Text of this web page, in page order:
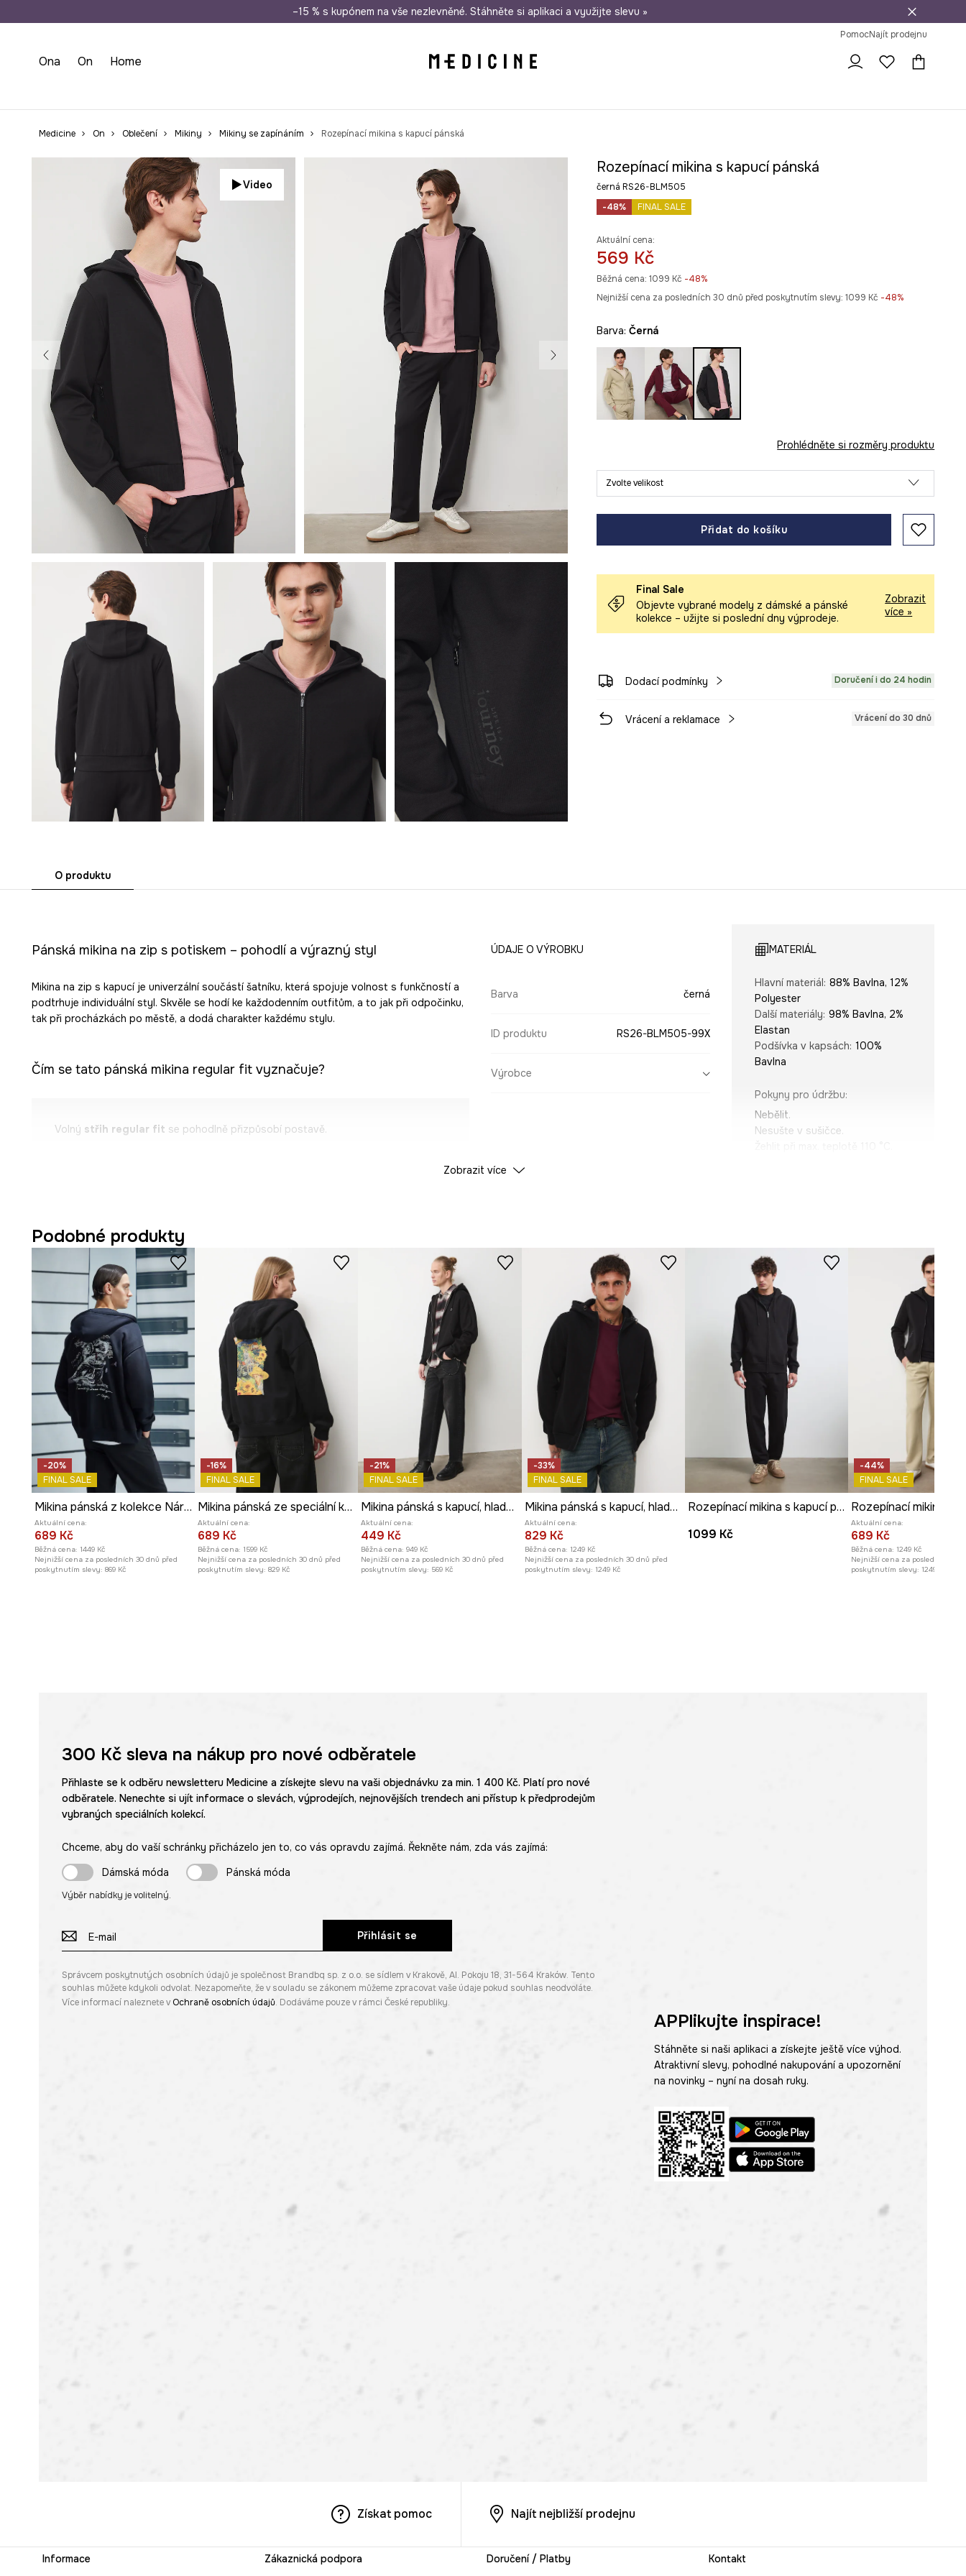
Doprava zdarma při nákupu nad 1 200 Kč Odeslání i do 24 hodin 30 dní na vrácení zboží
–15 % s kupónem na vše nezlevněné. Stáhněte si aplikaci a využijte slevu »
PomocNajít prodejnu
Ona On Home
Medicine On Oblečení Mikiny Mikiny se zapínáním Rozepínací mikina s kapucí pánská
Video
Rozepínací mikina s kapucí pánská
černá RS26-BLM505
-48%
FINAL SALE
Aktuální cena:
569 Kč
Běžná cena: 1099 Kč -48%
Nejnižší cena za posledních 30 dnů před poskytnutím slevy: 1099 Kč -48%
Barva: černá
Prohlédněte si rozměry produktu
Zvolte velikost
Přidat do košíku
Final Sale
Objevte vybrané modely z dámské a pánské
kolekce – užijte si poslední dny výprodeje.
Zobrazit
více »
Dodací podmínky Doručení i do 24 hodin
Vrácení a reklamace Vrácení do 30 dnů
O produktu
Pánská mikina na zip s potiskem – pohodlí a výrazný styl
Mikina na zip s kapucí je univerzální součástí šatníku, která spojuje volnost s funkčností a
podtrhuje individuální styl. Skvěle se hodí ke každodenním outfitům, a to jak při odpočinku,
tak při procházkách po městě, a dodá charakter každému stylu.
Čím se tato pánská mikina regular fit vyznačuje?
Volný střih regular fit se pohodlně přizpůsobí postavě.
Praktickéboční kapsy na zip pro bezpečné uložení drobností.
zapínání na zipusnadňuje rychlé oblékání a svlékání.
Funkčníkapucedodává mikině sportovní charakter a chrání hlavu.
Spodní část a manžety s žebrovaným lemem pomáhají udržet tvar mikiny.
Potisku boční kapsy dodává mikině na originalitě.
ÚDAJE O VÝROBKU
Barva černá
ID produktu RS26-BLM505-99X
Výrobce
MATERIÁL
Hlavní materiál: 88% Bavlna, 12%
Polyester
Další materiály: 98% Bavlna, 2%
Elastan
Podšívka v kapsách: 100%
Bavlna
Pokyny pro údržbu:
Nebělit.
Nesušte v sušičce.
Model na fotografii je vysoký
188 cm a má na sebe velikost M
Prohlédněte si rozměry
Zobrazit více
Podobné produkty
-20%
FINAL SALE
Mikina pánská z kolekce Národní institut Fryderyka Chopina x Medicine
Aktuální cena:
689 Kč
Běžná cena: 1449 Kč
Nejnižší cena za posledních 30 dnů před
poskytnutím slevy: 869 Kč
-16%
FINAL SALE
Mikina pánská ze speciální kolekce Eviva L'arte
Aktuální cena:
689 Kč
Běžná cena: 1599 Kč
Nejnižší cena za posledních 30 dnů před
poskytnutím slevy: 829 Kč
-21%
FINAL SALE
Mikina pánská s kapucí, hladký povrch
Aktuální cena:
449 Kč
Běžná cena: 949 Kč
Nejnižší cena za posledních 30 dnů před
poskytnutím slevy: 569 Kč
-33%
FINAL SALE
Mikina pánská s kapucí, hladký povrch
Aktuální cena:
829 Kč
Běžná cena: 1249 Kč
Nejnižší cena za posledních 30 dnů před
poskytnutím slevy: 1249 Kč
Rozepínací mikina s kapucí pánská s bavlnou hladká
1099 Kč
-44%
FINAL SALE
Aktuální cena:
689 Kč
Běžná cena: 1249 Kč
Nejnižší cena za posledních 30
poskytnutím slevy: 1249 Kč
300 Kčsleva na nákup pro nové odběratele
Přihlaste se k odběru newsletteru Medicine a získejte slevu na vaši objednávku za min. 1 400 Kč. Platí pro nové
odběratele. Nenechte si ujít informace o slevách, výprodejích, nejnovějších trendech ani přístup k předprodejům
vybraných speciálních kolekcí.
Chceme, aby do vaší schránky přicházelo jen to, co vás opravdu zajímá. Řekněte nám, zda vás zajímá:
Dámská móda
Pánská móda
Výběr nabídky je volitelný.
Přihlásit se
Správcem poskytnutých osobních údajů je společnost Brandbq sp. z o.o. se sídlem v Krakově, Al. Pokoju 18, 31-564 Kraków. Tento
souhlas můžete kdykoli odvolat. Nezapomeňte, že v souladu se zákonem můžeme zpracovat vaše údaje pokud souhlas neodvoláte.
Více informací naleznete v Ochraně osobních údajů. Dodáváme pouze v rámci České republiky.
APPlikujte inspirace!
Stáhněte si naši aplikaci a získejte ještě více výhod.
Atraktivní slevy, pohodlné nakupování a upozornění
na novinky – nyní na dosah ruky.
Získat pomoc Najít nejbližší prodejnu
Informace Zákaznická podpora Doručení / Platby Kontakt